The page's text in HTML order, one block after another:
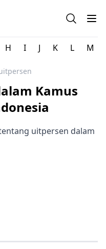
- Kamus Lengkap
Open
H I J K L M
Kamus
uitpersen dalam